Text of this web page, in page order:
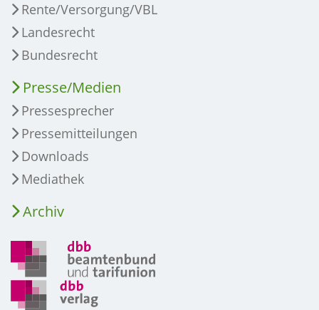
Rente/Versorgung/VBL
Landesrecht
Bundesrecht
Presse/Medien
Pressesprecher
Pressemitteilungen
Downloads
Mediathek
Archiv